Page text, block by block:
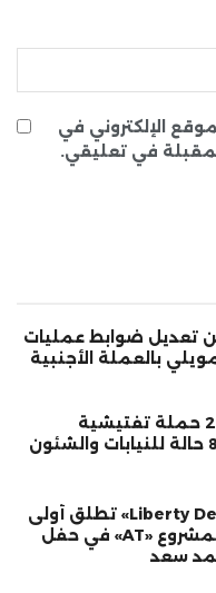
الإلكتروني في
في تعليقي.
تعديل ضوابط عمليات
بالعملة الأجنبية
منال عوض: تنفيذ 27 حملة تفتيشية
بـ11محافظة وإحالة 81 حالة للنيابات والشئون
شركة «Liberty Developments» تطلق أولى
فعالياتها الترفيهية بمشروع «AT» في حفل
سعد